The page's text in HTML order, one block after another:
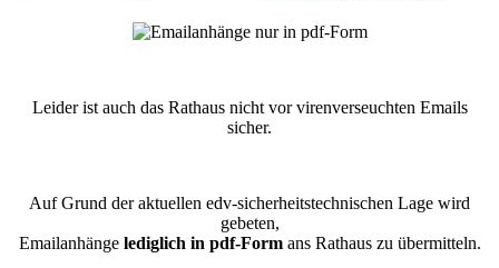
Leider ist auch das Rathaus nicht vor virenverseuchten Emails
sicher.
Auf Grund der aktuellen edv-sicherheitstechnischen Lage wird
gebeten,
Emailanhänge lediglich in pdf-Formans Rathaus zu übermitteln.